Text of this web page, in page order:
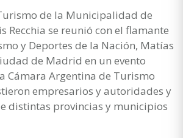
de la Municipalidad de
Recchia se reunió con el flamante
y Deportes de la Nación, Matías
de Madrid en un evento
Cámara Argentina de Turismo
empresarios y autoridades y
distintas provincias y municipios